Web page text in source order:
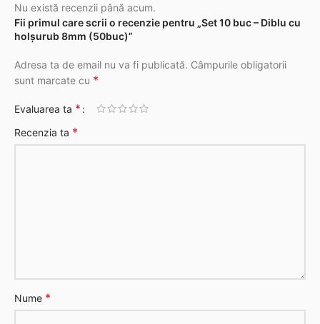
Nu există recenzii până acum.
Fii primul care scrii o recenzie pentru „Set 10 buc – Diblu cu
holșurub 8mm (50buc)”
Adresa ta de email nu va fi publicată. Câmpurile obligatorii
sunt marcate cu *
Evaluarea ta *
Recenzia ta *
Nume *